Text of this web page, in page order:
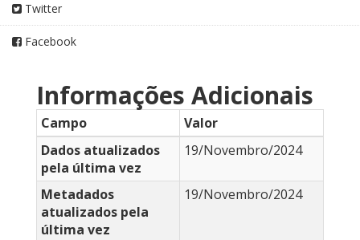
Twitter
Facebook
Informações Adicionais
Campo
Valor
Dados atualizados
pela última vez
19/Novembro/2024
Metadados
atualizados pela
última vez
19/Novembro/2024